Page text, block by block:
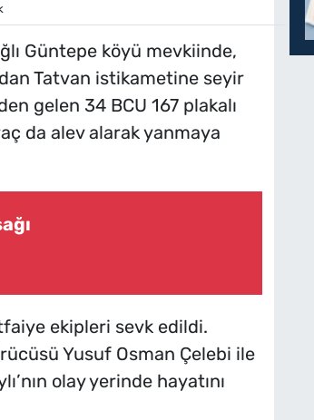
Güntepe köyü mevkiinde,
Tatvan istikametine seyir
gelen 34 BCU 167 plakalı
da alev alarak yanmaya
ekipleri sevk edildi.
Yusuf Osman Çelebi ile
olay yerinde hayatını